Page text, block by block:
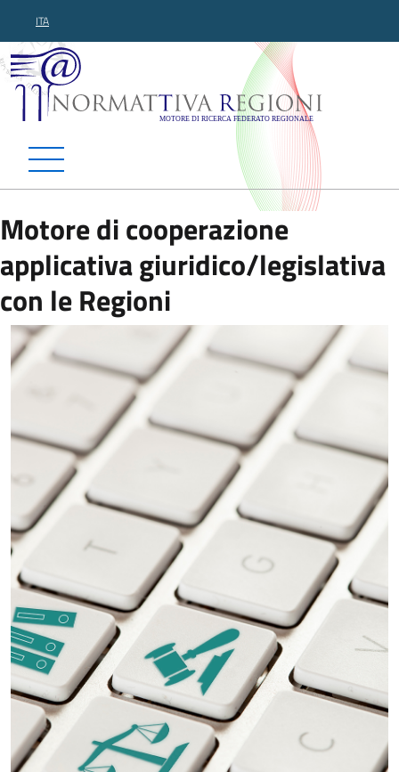
ITA
Normattiva Regioni -
Motore di cooperazione
applicativa giuridico/legislativa
con le Regioni